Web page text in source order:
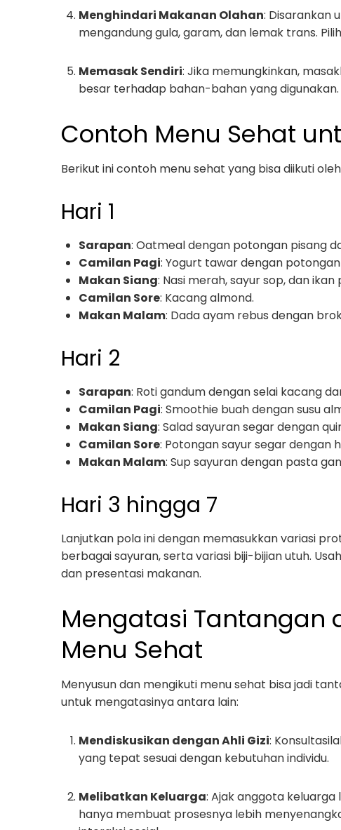
Menghindari Makanan Olahan: Disarankan
mengandung gula, garam, dan lemak trans.
Memasak Sendiri: Jika memungkinkan,
besar terhadap bahan-bahan yang digunakan.
Contoh Menu Sehat
Berikut ini contoh menu sehat yang bisa diikuti
Hari 1
Sarapan: Oatmeal dengan potongan pisang
Camilan Pagi: Yogurt tawar dengan
Makan Siang: Nasi merah, sayur sop, dan ikan
Camilan Sore: Kacang almond.
Makan Malam: Dada ayam rebus dengan
Hari 2
Sarapan: Roti gandum dengan selai kacang
Camilan Pagi: Smoothie buah dengan susu
Makan Siang: Salad sayuran segar dengan
Camilan Sore: Potongan sayur segar dengan
Makan Malam: Sup sayuran dengan pasta
Hari 3 hingga 7
Lanjutkan pola ini dengan memasukkan variasi
berbagai sayuran, serta variasi biji-bijian utuh.
dan presentasi makanan.
Mengatasi Tantangan
Menu Sehat
Menyusun dan mengikuti menu sehat bisa jadi
untuk mengatasinya antara lain:
Mendiskusikan dengan Ahli Gizi:
yang tepat sesuai dengan kebutuhan individu.
Melibatkan Keluarga: Ajak anggota
hanya membuat prosesnya lebih